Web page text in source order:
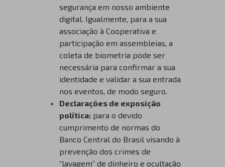
segurança em nosso ambiente
digital. Igualmente, para a sua
associação à Cooperativa e
participação em assembleias, a
coleta de biometria pode ser
necessária para confirmar a sua
identidade e validar a sua entrada
nos eventos, de modo seguro.
Declarações de exposição
política: para o devido
cumprimento de normas do
Banco Central do Brasil visando à
prevenção dos crimes de
“lavagem” de dinheiro e ocultação